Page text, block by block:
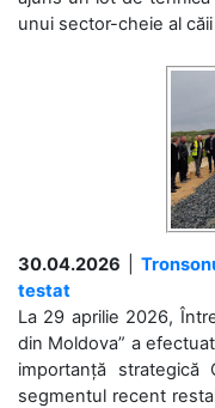
unui sector-cheie al
30.04.2026 |
testat
La 29 aprilie 2026,
din Moldova” a
importanță strategică
segmentul recent